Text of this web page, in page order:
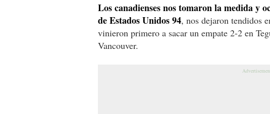
Los canadienses nos tomaron la medida y
de Estados Unidos 94, nos dejaron tendidos
vinieron primero a sacar un empate 2-2 en
Vancouver.